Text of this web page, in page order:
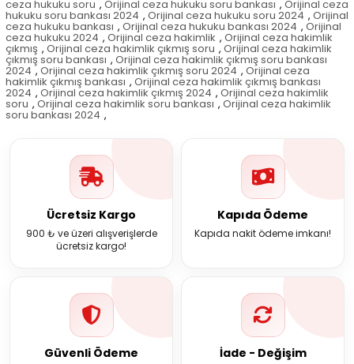
ceza hukuku soru , Orijinal ceza hukuku soru bankası , Orijinal ceza
hukuku soru bankası 2024 , Orijinal ceza hukuku soru 2024 , Orijinal
ceza hukuku bankası , Orijinal ceza hukuku bankası 2024 , Orijinal
ceza hukuku 2024 , Orijinal ceza hakimlik , Orijinal ceza hakimlik
çıkmış , Orijinal ceza hakimlik çıkmış soru , Orijinal ceza hakimlik
çıkmış soru bankası , Orijinal ceza hakimlik çıkmış soru bankası
2024 , Orijinal ceza hakimlik çıkmış soru 2024 , Orijinal ceza
hakimlik çıkmış bankası , Orijinal ceza hakimlik çıkmış bankası
2024 , Orijinal ceza hakimlik çıkmış 2024 , Orijinal ceza hakimlik
soru , Orijinal ceza hakimlik soru bankası , Orijinal ceza hakimlik
soru bankası 2024 ,
Ücretsiz Kargo
900 ₺ ve üzeri alışverişlerde
ücretsiz kargo!
Kapıda Ödeme
Kapıda nakit ödeme imkanı!
Güvenli Ödeme İade - Değişim